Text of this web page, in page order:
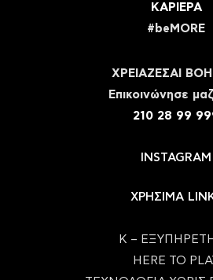
ΚΑΡΙΕΡΑ
#beMORE
ΧΡΕΙΑΖΕΣΑΙ
Eπικοινώνησε
210 28 99
INSTAGRAM
ΧΡΗΣΙΜΑ
Κ –
HERE TO